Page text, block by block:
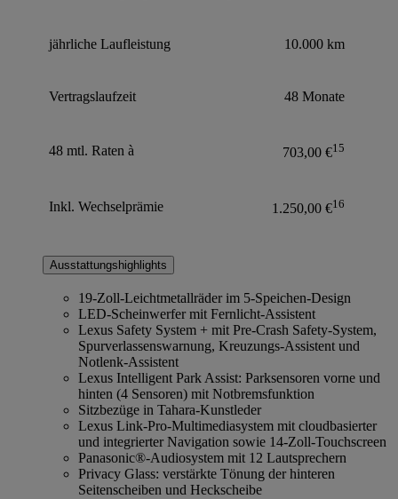
jährliche Laufleistung 10.000 km
Vertragslaufzeit 48 Monate
48 mtl. Raten à 703,00 €15
Inkl. Wechselprämie 1.250,00 €16
Ausstattungshighlights
19-Zoll-Leichtmetallräder im 5-Speichen-Design
LED-Scheinwerfer mit Fernlicht-Assistent
Lexus Safety System + mit Pre-Crash Safety-System,
Spurverlassenswarnung, Kreuzungs-Assistent und
Notlenk-Assistent
Lexus Intelligent Park Assist: Parksensoren vorne und
hinten (4 Sensoren) mit Notbremsfunktion
Sitzbezüge in Tahara-Kunstleder
Lexus Link-Pro-Multimediasystem mit cloudbasierter
und integrierter Navigation sowie 14-Zoll-Touchscreen
Panasonic®-Audiosystem mit 12 Lautsprechern
Privacy Glass: verstärkte Tönung der hinteren
Seitenscheiben und Heckscheibe